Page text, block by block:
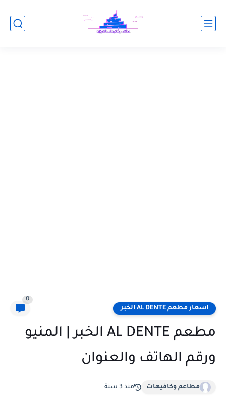
اسعار مطعم AL DENTE الخبر
0
مطعم AL DENTE الخبر | المنيو
ورقم الهاتف والعنوان
مطاعم وكافيهات منذ 3 سنة